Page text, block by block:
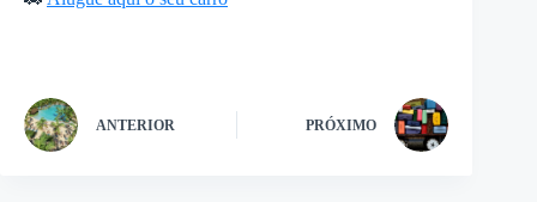
ANTERIOR PRÓXIMO